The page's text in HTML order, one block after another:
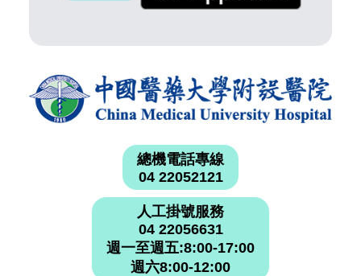
總機電話專線
04 22052121
人工掛號服務
04 22056631
週一至週五:8:00-17:00
週六8:00-12:00